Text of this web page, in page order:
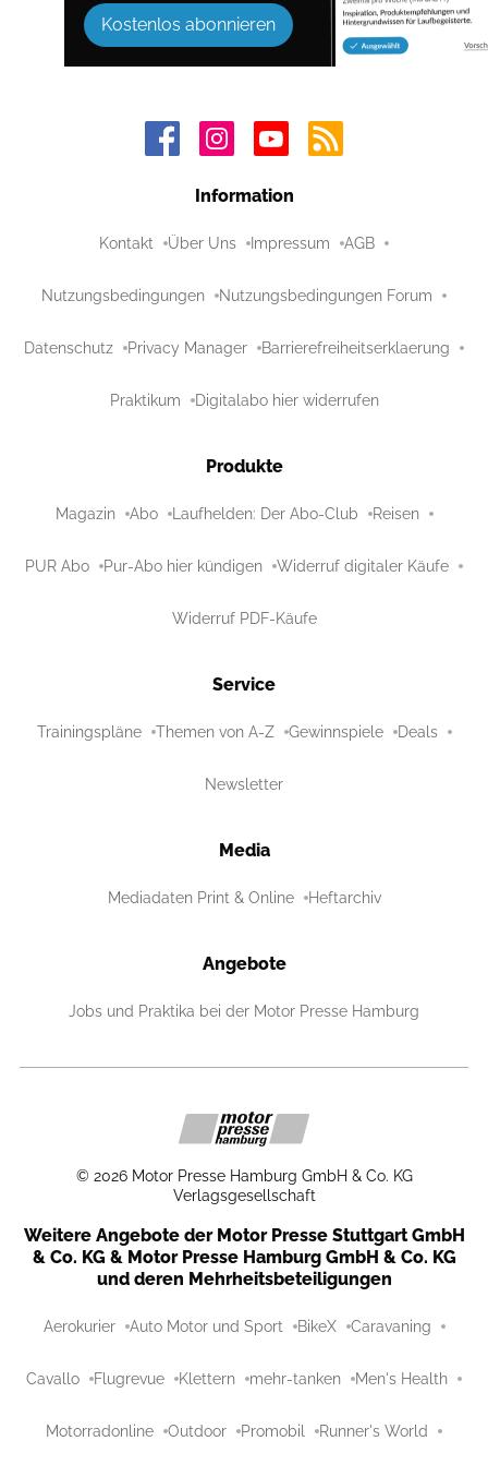
Kostenlos abonnieren
Information
Kontakt Über Uns Impressum AGB
Nutzungsbedingungen Nutzungsbedingungen Forum
Datenschutz Privacy Manager Barrierefreiheitserklaerung
Praktikum Digitalabo hier widerrufen
Produkte
Magazin Abo Laufhelden: Der Abo-Club Reisen
PUR Abo Pur-Abo hier kündigen Widerruf digitaler Käufe
Widerruf PDF-Käufe
Service
Trainingspläne Themen von A-Z Gewinnspiele Deals
Newsletter
Media
Mediadaten Print & Online Heftarchiv
Angebote
Jobs und Praktika bei der Motor Presse Hamburg
© 2026 Motor Presse Hamburg GmbH & Co. KG
Verlagsgesellschaft
Weitere Angebote der Motor Presse Stuttgart GmbH
& Co. KG & Motor Presse Hamburg GmbH & Co. KG
und deren Mehrheitsbeteiligungen
Aerokurier Auto Motor und Sport BikeX Caravaning
Cavallo Flugrevue Klettern mehr-tanken Men's Health
Motorradonline Outdoor Promobil Runner's World